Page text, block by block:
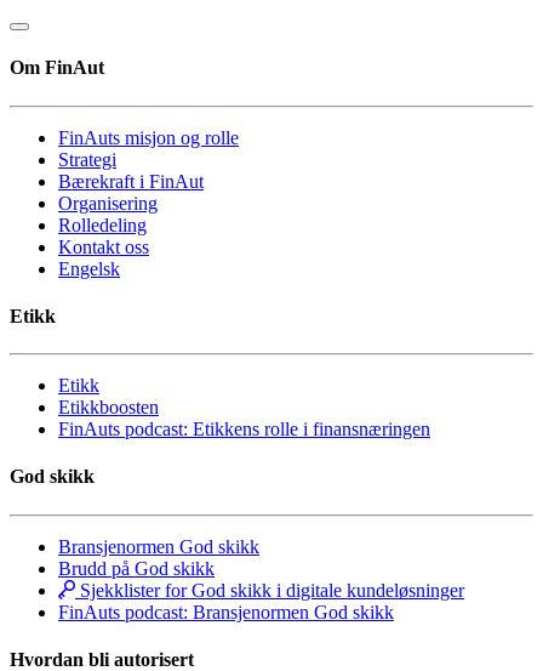
Om FinAut
FinAuts misjon og rolle
Strategi
Bærekraft i FinAut
Organisering
Rolledeling
Kontakt oss
Engelsk
Etikk
Etikk
Etikkboosten
FinAuts podcast: Etikkens rolle i finansnæringen
God skikk
Bransjenormen God skikk
Brudd på God skikk
Sjekklister for God skikk i digitale kundeløsninger
FinAuts podcast: Bransjenormen God skikk
Hvordan bli autorisert